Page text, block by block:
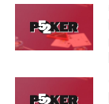
Soleau à gauche,